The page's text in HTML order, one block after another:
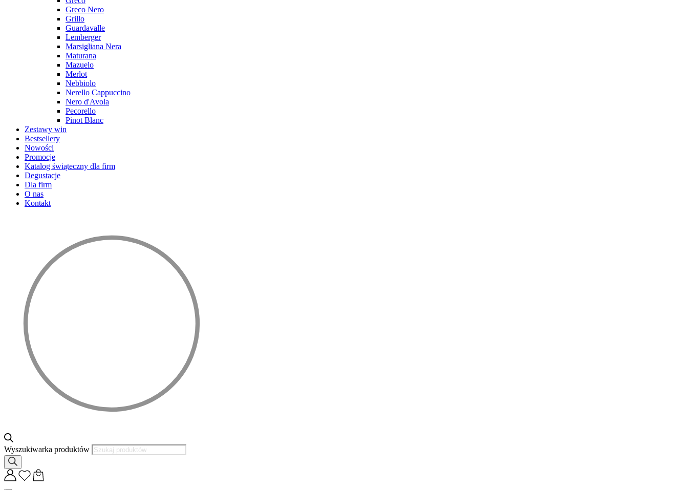
Greco Nero
Grillo
Guardavalle
Lemberger
Marsigliana Nera
Maturana
Mazuelo
Merlot
Nebbiolo
Nerello Cappuccino
Nero d'Avola
Pecorello
Pinot Blanc
Zestawy win
Bestsellery
Nowości
Promocje
Katalog świąteczny dla firm
Degustacje
Dla firm
O nas
Kontakt
Wyszukiwarka produktów